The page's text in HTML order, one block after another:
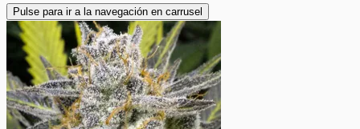
Pulse para ir a la navegación en carrusel